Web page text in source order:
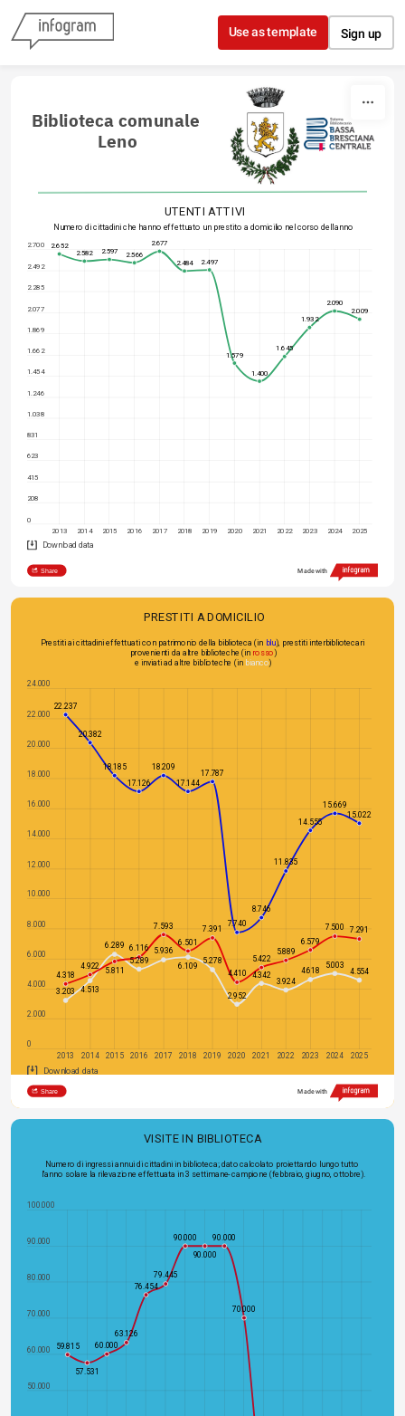
Skip to content
Use as template Sign up
Biblioteca comunale
Leno
UTENTI ATTIVI
Numero di cittadini che hanno effettuato un prestito a domicilio nel corso dell'anno
0
208
415
623
831
1.038
1.246
1.454
1.662
1.869
2.077
2.285
2.492
2.700
2013 2014 2015 2016 2017 2018 2019 2020 2021 2022 2023 2024 2025
2.652
2.582 2.597 2.566
2.677
2.484 2.497
1.579
1.400
1.645
1.932
2.090
2.009
Download data
Share Made with
PRESTITI A DOMICILIO
Prestiti ai cittadini effettuati con patrimonio della biblioteca (in blu), prestiti interbibliotecari
provenienti da altre biblioteche (in rosso)
e inviati ad altre biblioteche (in bianco)
0
2.000
4.000
6.000
8.000
10.000
12.000
14.000
16.000
18.000
20.000
22.000
24.000
2013 2014 2015 2016 2017 2018 2019 2020 2021 2022 2023 2024 2025
22.237
20.382
18.185
17.126
18.209
17.144
17.787
7.740
8.746
11.835
14.555
15.669
15.022
3.203 4.513
6.289
5.289
5.936
6.109
5.278
2.952
4.342
3.924
4.618
5.003
4.554
4.318
4.922 5.811
6.116
7.593
6.501
7.391
4.410
5.422
5.889
6.579
7.500 7.291
Download data
Share Made with
VISITE IN BIBLIOTECA
Numero di ingressi annui di cittadini in biblioteca; dato calcolato proiettando lungo tutto
l'anno solare la rilevazione effettuata in 3 settimane-campione (febbraio, giugno, ottobre).
50.000
60.000
70.000
80.000
90.000
100.000
59.815
57.531
60.000
63.126
76.454
79.445
90.000
90.000
90.000
70.000